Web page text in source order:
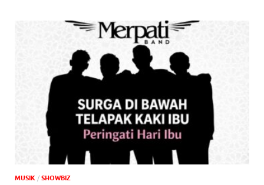
MUSIK / ‎SHOWBIZ